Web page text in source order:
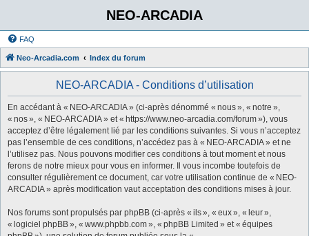
NEO-ARCADIA
FAQ
Neo-Arcadia.com Index du forum
NEO-ARCADIA - Conditions d’utilisation
En accédant à « NEO-ARCADIA » (ci-après dénommé « nous », « notre »,
« nos », « NEO-ARCADIA » et « https://www.neo-arcadia.com/forum »), vous
acceptez d’être légalement lié par les conditions suivantes. Si vous n’acceptez
pas l’ensemble de ces conditions, n’accédez pas à « NEO-ARCADIA » et ne
l’utilisez pas. Nous pouvons modifier ces conditions à tout moment et nous
ferons de notre mieux pour vous en informer. Il vous incombe toutefois de
consulter régulièrement ce document, car votre utilisation continue de « NEO-
ARCADIA » après modification vaut acceptation des conditions mises à jour.
Nos forums sont propulsés par phpBB (ci-après « ils », « eux », « leur »,
« logiciel phpBB », « www.phpbb.com », « phpBB Limited » et « équipes